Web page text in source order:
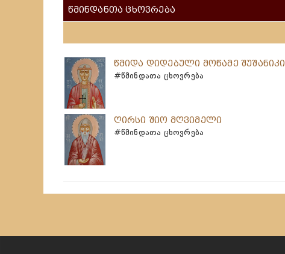
წმინდანთა ცხოვრება
წმიდა დიდებული მოწამე შუშანიკი
#წმინდათა ცხოვრება
ღირსი შიო მღვიმელი
#წმინდათა ცხოვრება